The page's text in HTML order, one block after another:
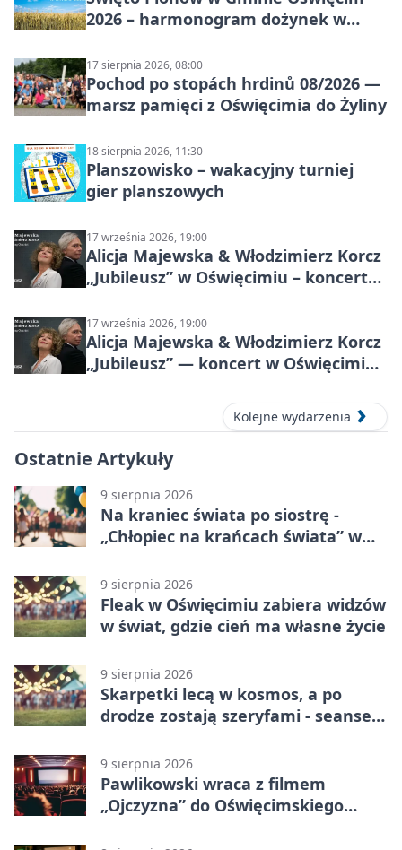
2026 – harmonogram dożynek w
17 sierpnia 2026, 08:00
Pochod po stopách hrdinů 08/2026 —
marsz pamięci z Oświęcimia do Żyliny
18 sierpnia 2026, 11:30
Planszowisko – wakacyjny turniej
gier planszowych
17 września 2026, 19:00
Alicja Majewska & Włodzimierz Korcz
„Jubileusz” w Oświęcimiu – koncert
17 września 2026, 19:00
Alicja Majewska & Włodzimierz Korcz
„Jubileusz” — koncert w Oświęcimiu,
Kolejne wydarzenia
Ostatnie Artykuły
9 sierpnia 2026
Na kraniec świata po siostrę -
„Chłopiec na krańcach świata” w
9 sierpnia 2026
Fleak w Oświęcimiu zabiera widzów
w świat, gdzie cień ma własne życie
9 sierpnia 2026
Skarpetki lecą w kosmos, a po
drodze zostają szeryfami - seanse
9 sierpnia 2026
Pawlikowski wraca z filmem
„Ojczyzna” do Oświęcimskiego